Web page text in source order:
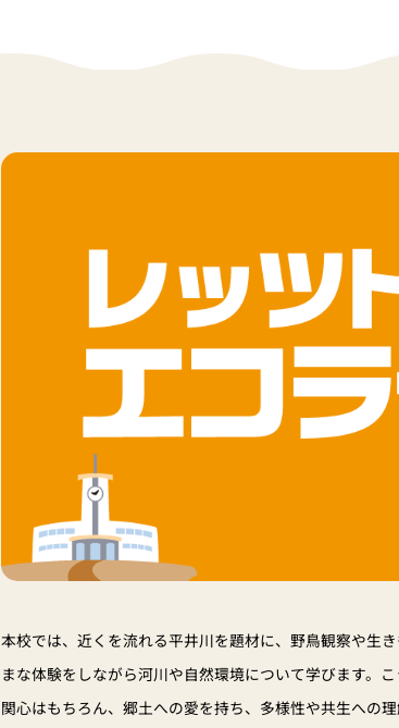
本校では、近くを流れる平井川を題材に、野鳥観察や生
まな体験をしながら河川や自然環境について学びます。
関心はもちろん、郷土への愛を持ち、多様性や共生への